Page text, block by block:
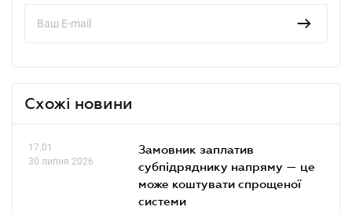
Схожі новини
17.01
30 липня 2026
Замовник заплатив
субпідряднику напряму — це
може коштувати спрощеної
системи